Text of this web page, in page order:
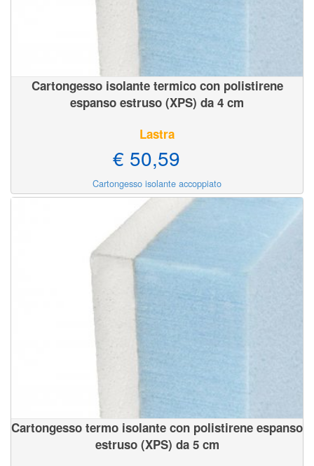
Cartongesso isolante termico con polistirene
espanso estruso (XPS) da 4 cm
Lastra
€ 50,59
Cartongesso isolante accoppiato
Cartongesso termo isolante con polistirene espanso
estruso (XPS) da 5 cm